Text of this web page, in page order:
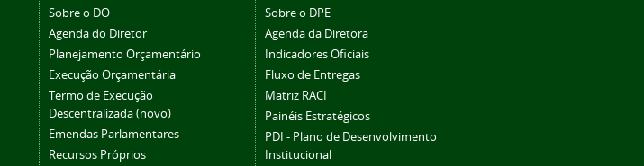
Sobre o DO
Agenda do Diretor
Planejamento Orçamentário
Execução Orçamentária
Termo de Execução
Descentralizada (novo)
Emendas Parlamentares
Recursos Próprios
Sobre o DPE
Agenda da Diretora
Indicadores Oficiais
Fluxo de Entregas
Matriz RACI
Painéis Estratégicos
PDI - Plano de Desenvolvimento
Institucional